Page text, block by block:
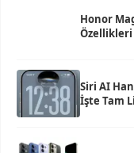
Honor
Özellikleri
Siri AI
İşte Tam